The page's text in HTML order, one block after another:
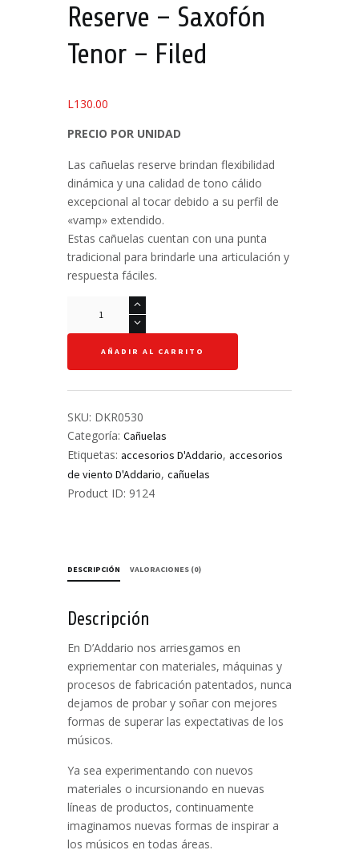
Reserve – Saxofón
Tenor – Filed
L130.00
PRECIO POR UNIDAD
Las cañuelas reserve brindan flexibilidad
dinámica y una calidad de tono cálido
excepcional al tocar debido a su perfil de
«vamp» extendido.
Estas cañuelas cuentan con una punta
tradicional para brindarle una articulación y
respuesta fáciles.
Tenor
-
Filed
cantidad
AÑADIR AL CARRITO
SKU: DKR0530
Categoría: Cañuelas
Etiquetas: accesorios D'Addario, accesorios
de viento D'Addario, cañuelas
Product ID: 9124
DESCRIPCIÓN VALORACIONES (0)
Descripción
En D’Addario nos arriesgamos en
expriementar con materiales, máquinas y
procesos de fabricación patentados, nunca
dejamos de probar y soñar con mejores
formas de superar las expectativas de los
músicos.
Ya sea experimentando con nuevos
materiales o incursionando en nuevas
líneas de productos, continuamente
imaginamos nuevas formas de inspirar a
los músicos en todas áreas.